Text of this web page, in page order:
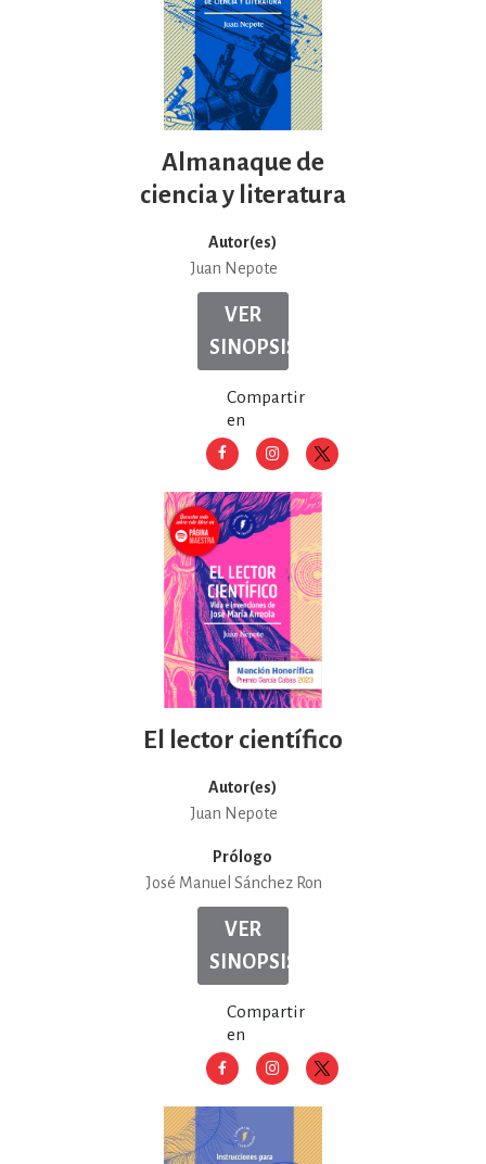
Almanaque de
ciencia y literatura
Autor(es)
Juan Nepote
VER
SINOPSIS
Compartir
en
El lector científico
Autor(es)
Juan Nepote
Prólogo
José Manuel Sánchez Ron
VER
SINOPSIS
Compartir
en